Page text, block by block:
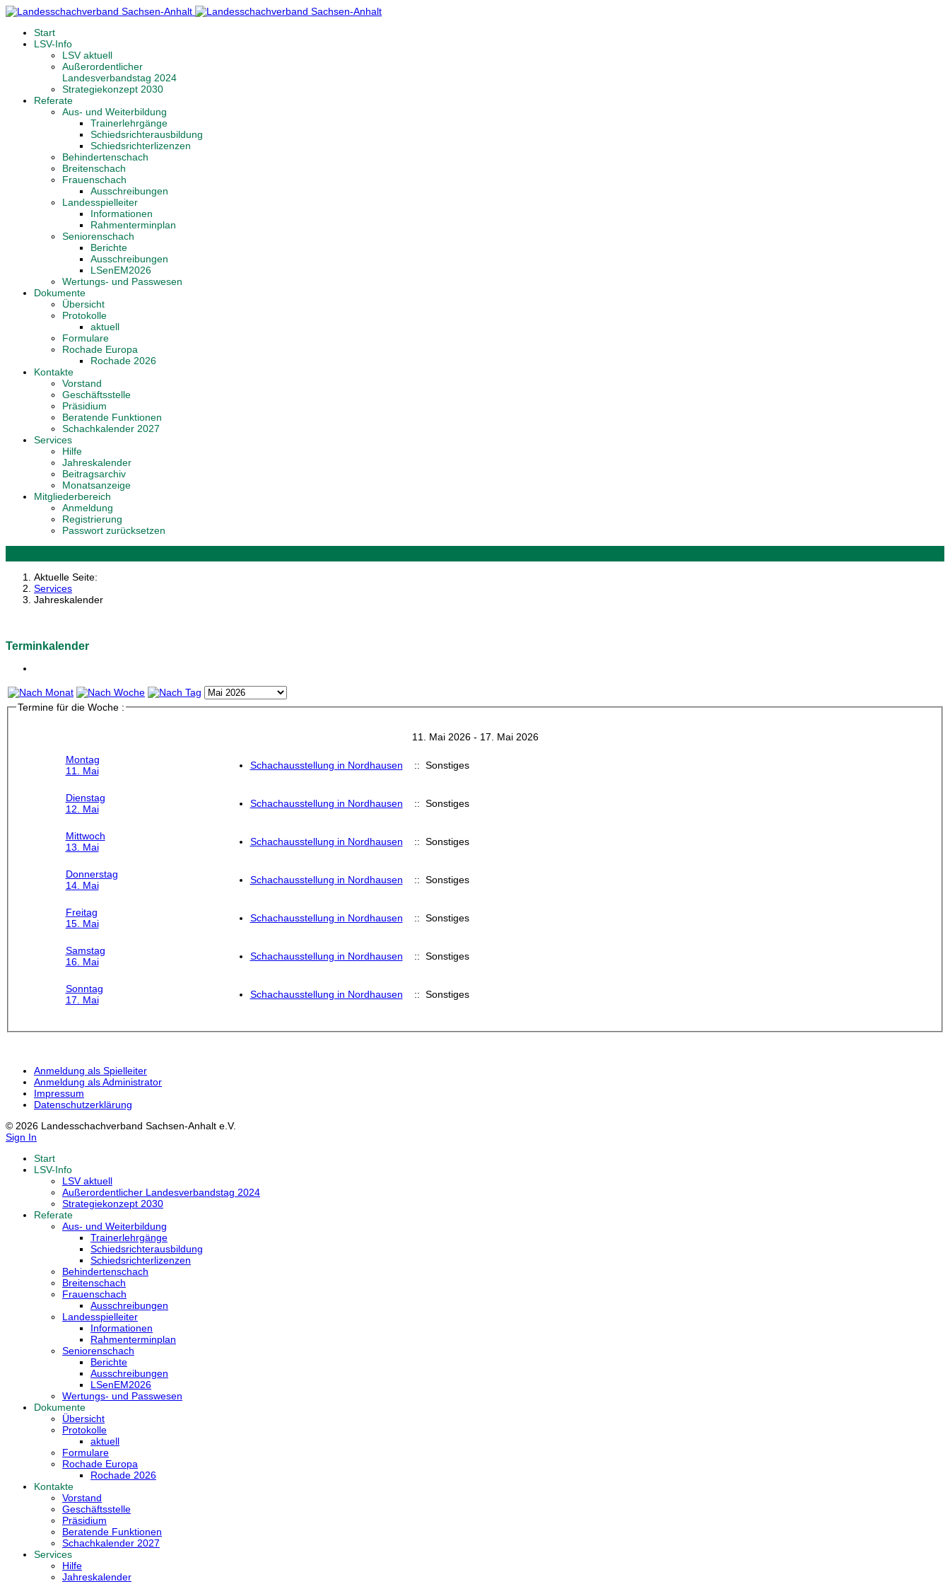
Start
LSV-Info
LSV aktuell
Außerordentlicher
Landesverbandstag 2024
Strategiekonzept 2030
Referate
Aus- und Weiterbildung
Trainerlehrgänge
Schiedsrichterausbildung
Schiedsrichterlizenzen
Behindertenschach
Breitenschach
Frauenschach
Ausschreibungen
Landesspielleiter
Informationen
Rahmenterminplan
Seniorenschach
Berichte
Ausschreibungen
LSenEM2026
Wertungs- und Passwesen
Dokumente
Übersicht
Protokolle
aktuell
Formulare
Rochade Europa
Rochade 2026
Kontakte
Vorstand
Geschäftsstelle
Präsidium
Beratende Funktionen
Schachkalender 2027
Services
Hilfe
Jahreskalender
Beitragsarchiv
Monatsanzeige
Mitgliederbereich
Anmeldung
Registrierung
Passwort zurücksetzen
Aktuelle Seite:
Services
Jahreskalender
Terminkalender
Termine für die Woche :
11. Mai 2026 - 17. Mai 2026
Montag
11. Mai
Schachausstellung in Nordhausen :: Sonstiges
Dienstag
12. Mai
Schachausstellung in Nordhausen :: Sonstiges
Mittwoch
13. Mai
Schachausstellung in Nordhausen :: Sonstiges
Donnerstag
14. Mai
Schachausstellung in Nordhausen :: Sonstiges
Freitag
15. Mai
Schachausstellung in Nordhausen :: Sonstiges
Samstag
16. Mai
Schachausstellung in Nordhausen :: Sonstiges
Sonntag
17. Mai
Schachausstellung in Nordhausen :: Sonstiges
Anmeldung als Spielleiter
Anmeldung als Administrator
Impressum
Datenschutzerklärung
© 2026 Landesschachverband Sachsen-Anhalt e.V.
Sign In
Start
LSV-Info
LSV aktuell
Außerordentlicher Landesverbandstag 2024
Strategiekonzept 2030
Referate
Aus- und Weiterbildung
Trainerlehrgänge
Schiedsrichterausbildung
Schiedsrichterlizenzen
Behindertenschach
Breitenschach
Frauenschach
Ausschreibungen
Landesspielleiter
Informationen
Rahmenterminplan
Seniorenschach
Berichte
Ausschreibungen
LSenEM2026
Wertungs- und Passwesen
Dokumente
Übersicht
Protokolle
aktuell
Formulare
Rochade Europa
Rochade 2026
Kontakte
Vorstand
Geschäftsstelle
Präsidium
Beratende Funktionen
Schachkalender 2027
Services
Hilfe
Jahreskalender